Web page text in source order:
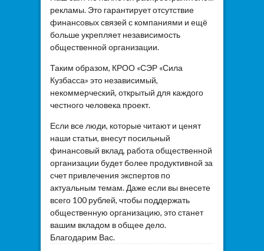
рекламы. Это гарантирует отсутствие
финансовых связей с компаниями и ещё
больше укрепляет независимость
общественной организации.
Таким образом, КРОО «СЭР «Сила
Кузбасса» это независимый,
некоммерческий, открытый для каждого
честного человека проект.
Если все люди, которые читают и ценят
наши статьи, внесут посильный
финансовый вклад, работа общественной
организации будет более продуктивной за
счет привлечения экспертов по
актуальным темам. Даже если вы внесете
всего 100 рублей, чтобы поддержать
общественную организацию, это станет
вашим вкладом в общее дело.
Благодарим Вас.